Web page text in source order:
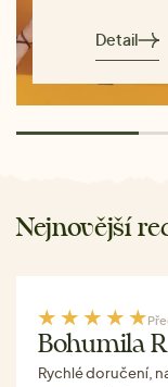
Detail
Nejnovější
Bohumila
Rychlé doručení,